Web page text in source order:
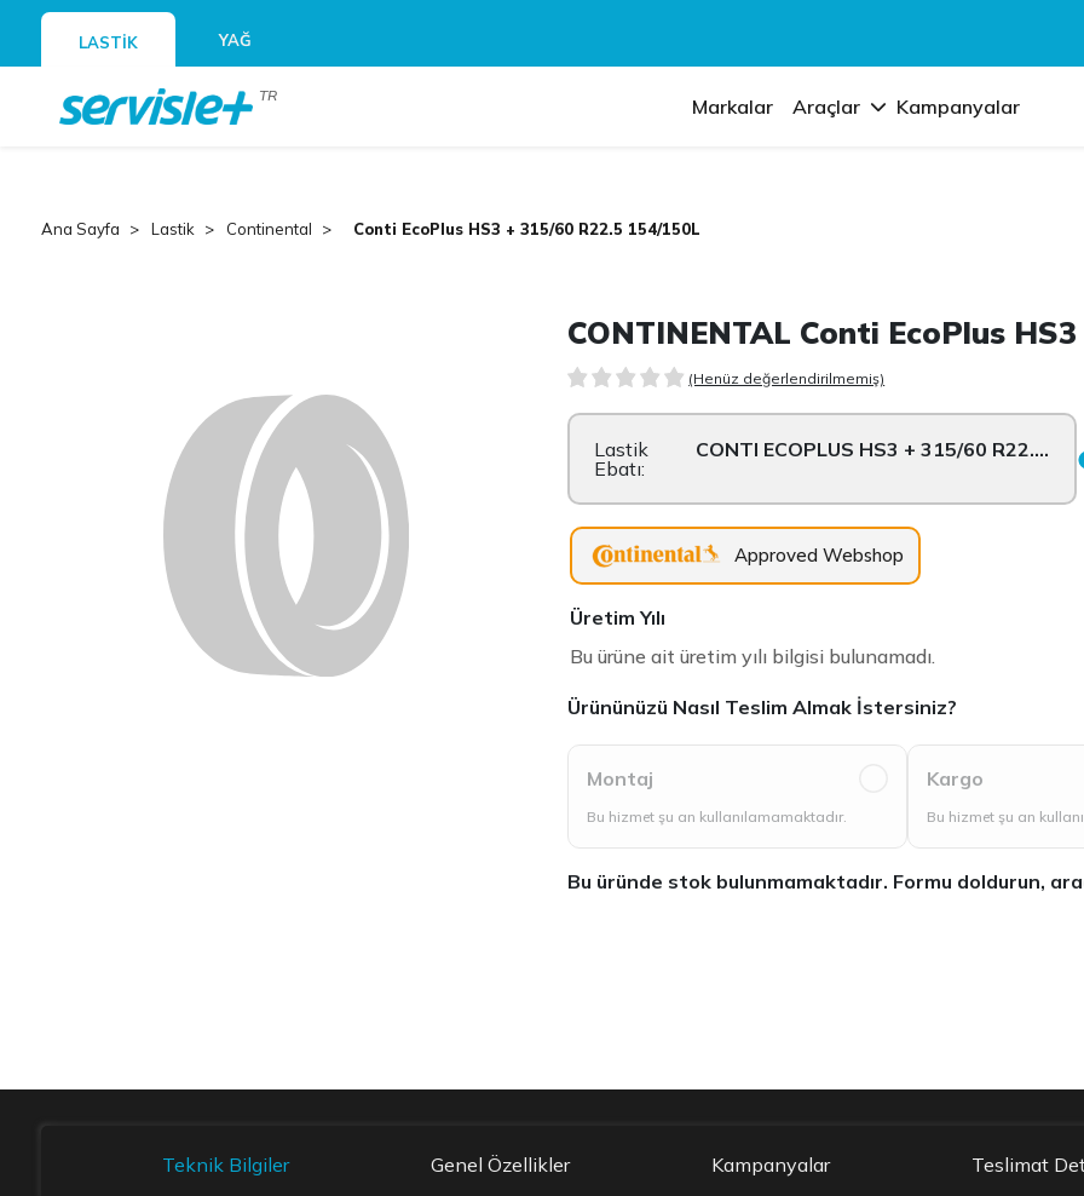
LASTİK YAĞ
TR Markalar Araçlar Kampanyalar
Ana Sayfa Lastik Continental Conti EcoPlus HS3 + 315/60 R22.5 154/150L
CONTINENTAL Conti EcoPlus
(Henüz değerlendirilmemiş)
Lastik
Ebatı:
CONTI ECOPLUS HS3 + 315/60 R22.5 154/...
Approved Webshop
Üretim Yılı
Bu ürüne ait üretim yılı bilgisi bulunamadı.
Ürününüzü Nasıl Teslim Almak İstersiniz?
Montaj
Bu hizmet şu an kullanılamamaktadır.
Kargo
Bu hizmet şu an
Bu üründe stok bulunmamaktadır. Formu doldurun,
Teknik Bilgiler Genel Özellikler Kampanyalar Teslimat